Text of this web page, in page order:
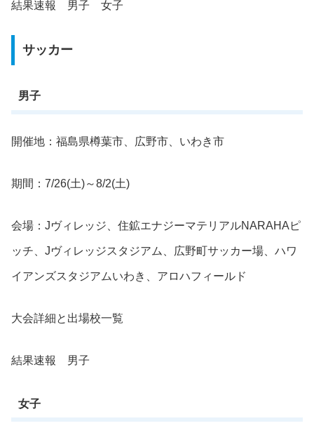
結果速報 男子 女子
サッカー
男子
開催地：福島県樽葉市、広野市、いわき市
期間：7/26(土)～8/2(土)
会場：Jヴィレッジ、住鉱エナジーマテリアルNARAHAピ
ッチ、Jヴィレッジスタジアム、広野町サッカー場、ハワ
イアンズスタジアムいわき、アロハフィールド
大会詳細と出場校一覧
結果速報 男子
女子